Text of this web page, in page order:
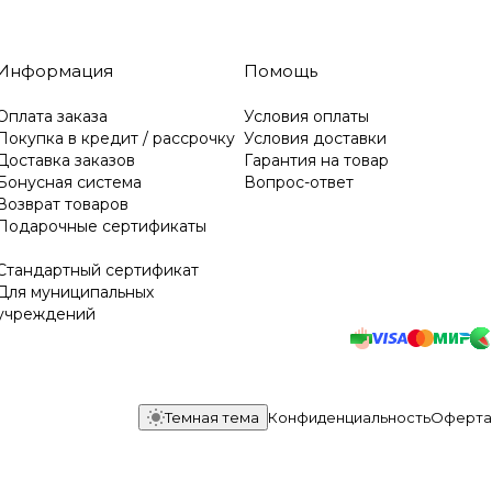
заказа
в кредит / рассрочку
заказов
система
товаров
сертификаты
сертификат
муниципальных
Помощь
Условия оплаты
Условия доставки
Гарантия на товар
Вопрос-ответ
Темная тема КонфиденциальностьОферта